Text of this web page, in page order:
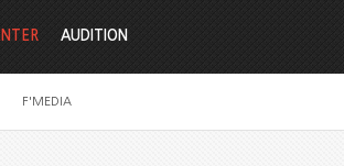
F'MEDIA
AUDITION